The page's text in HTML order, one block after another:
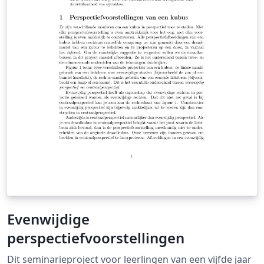
Evenwijdige
perspectiefvoorstellingen
Dit seminarieproject voor leerlingen van een vijfde jaar